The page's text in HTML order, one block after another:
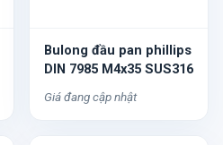
Bulong đầu pan phillips
DIN 7985 M4x35 SUS316
Giá đang cập nhật